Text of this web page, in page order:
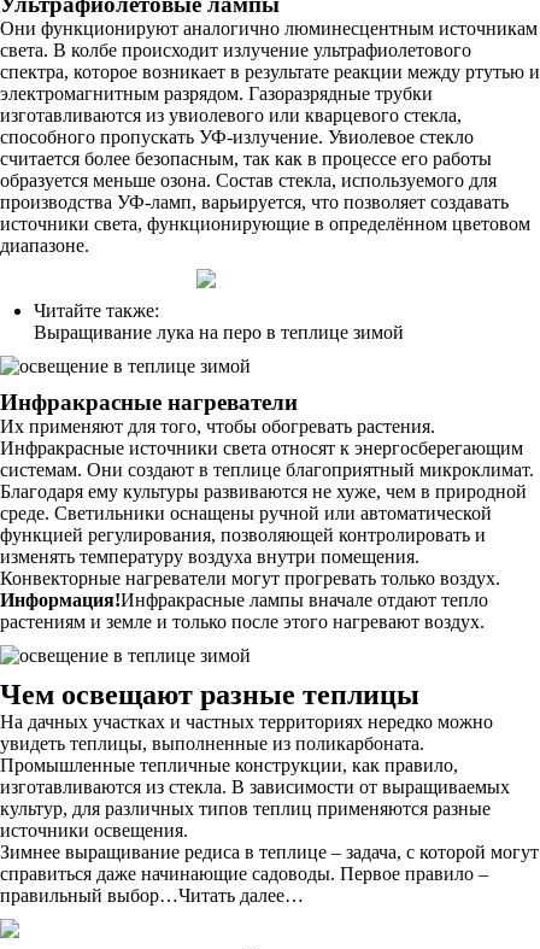
Они функционируют аналогично люминесцентным источникам
света. В колбе происходит излучение ультрафиолетового
спектра, которое возникает в результате реакции между ртутью и
электромагнитным разрядом. Газоразрядные трубки
изготавливаются из увиолевого или кварцевого стекла,
способного пропускать УФ-излучение. Увиолевое стекло
считается более безопасным, так как в процессе его работы
образуется меньше озона. Состав стекла, используемого для
производства УФ-ламп, варьируется, что позволяет создавать
источники света, функционирующие в определённом цветовом
диапазоне.
Читайте также:
Выращивание лука на перо в теплице зимой
Инфракрасные нагреватели
Их применяют для того, чтобы обогревать растения.
Инфракрасные источники света относят к энергосберегающим
системам. Они создают в теплице благоприятный микроклимат.
Благодаря ему культуры развиваются не хуже, чем в природной
среде. Светильники оснащены ручной или автоматической
функцией регулирования, позволяющей контролировать и
изменять температуру воздуха внутри помещения.
Конвекторные нагреватели могут прогревать только воздух.
Информация!Инфракрасные лампы вначале отдают тепло
растениям и земле и только после этого нагревают воздух.
Чем освещают разные теплицы
На дачных участках и частных территориях нередко можно
увидеть теплицы, выполненные из поликарбоната.
Промышленные тепличные конструкции, как правило,
изготавливаются из стекла. В зависимости от выращиваемых
культур, для различных типов теплиц применяются разные
источники освещения.
Зимнее выращивание редиса в теплице – задача, с которой могут
справиться даже начинающие садоводы. Первое правило –
правильный выбор…Читать далее…